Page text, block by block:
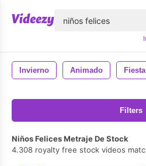
Invierno Animado Fiesta
Filters
Niños Felices Metraje De Stock
4.308 royalty free stock videos